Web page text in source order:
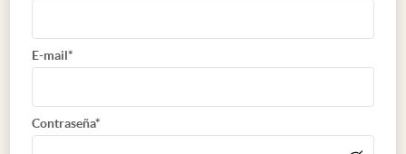
E-mail*
Contraseña*